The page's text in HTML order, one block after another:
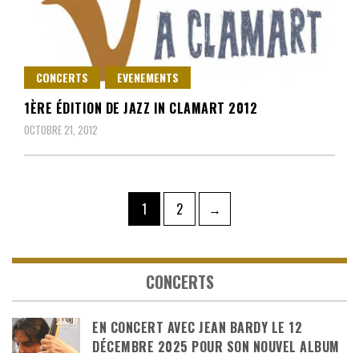
CONCERTS EVENEMENTS
1ÈRE ÉDITION DE JAZZ IN CLAMART 2012
OCTOBRE 21, 2012
publications
Page
1 Page
2 →
CONCERTS
EN CONCERT AVEC JEAN BARDY LE 12
DÉCEMBRE 2025 POUR SON NOUVEL ALBUM